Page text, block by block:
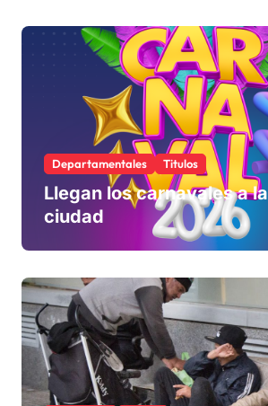
rechaza
Departamentales Titulos
Llegan los carnavales a la
ciudad